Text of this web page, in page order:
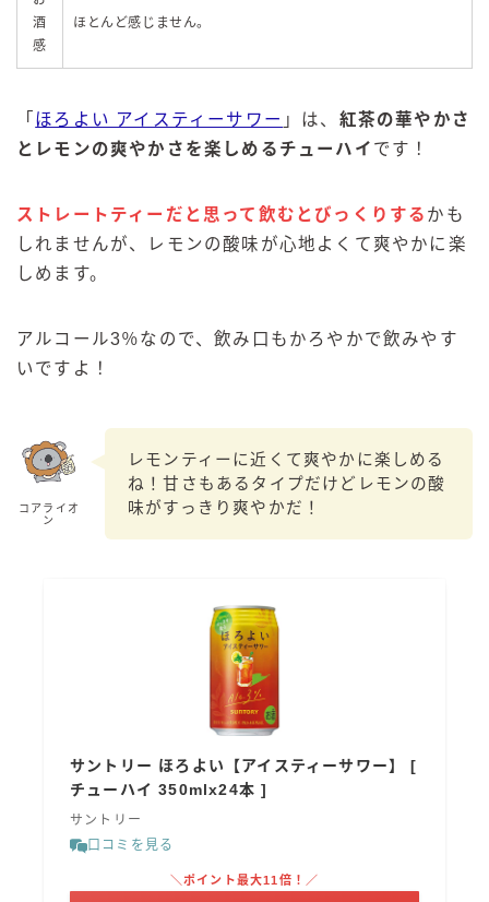
酒
感
ほとんど感じません。
「 ほろよい アイスティーサワー 」は、 紅茶の華やかさ
とレモンの爽やかさを楽しめるチューハイ です！
ストレートティーだと思って飲むとびっくりする かも
しれませんが、レモンの酸味が心地よくて爽やかに楽
しめます。
アルコール3％なので、飲み口もかろやかで飲みやす
いですよ！
コアライオ
ン
レモンティーに近くて爽やかに楽しめる
ね！甘さもあるタイプだけどレモンの酸
味がすっきり爽やかだ！
サントリー ほろよい【アイスティーサワー】 [
チューハイ 350mlx24本 ]
サントリー
口コミを見る
＼ポイント最大11倍！／